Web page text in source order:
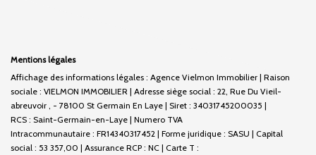
Mentions légales
Affichage des informations légales : Agence Vielmon Immobilier | Raison
sociale : VIELMON IMMOBILIER | Adresse siège social : 22, Rue Du Vieil-
abreuvoir , - 78100 St Germain En Laye | Siret : 34031745200035 |
RCS : Saint-Germain-en-Laye | Numero TVA
Intracommunautaire : FR14340317452 | Forme juridique : SASU | Capital
social : 53 357,00 | Assurance RCP : NC | Carte T :